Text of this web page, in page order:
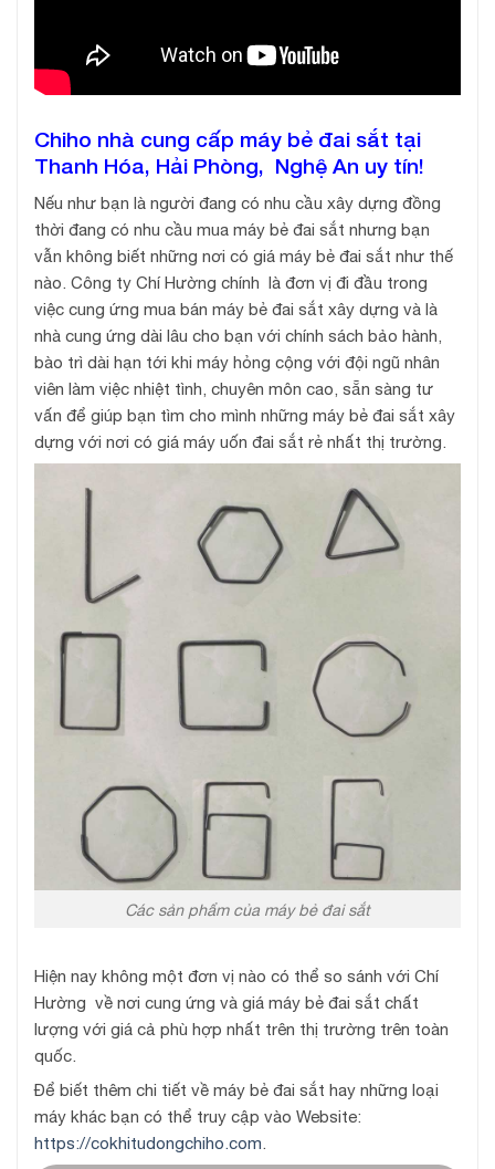
Chiho nhà cung cấp máy bẻ đai sắt tại
Thanh Hóa, Hải Phòng, Nghệ An uy tín!
Nếu như bạn là người đang có nhu cầu xây dựng đồng
thời đang có nhu cầu mua máy bẻ đai sắt nhưng bạn
vẫn không biết những nơi có giá máy bẻ đai sắt như thế
nào. Công ty Chí Hường chính là đơn vị đi đầu trong
việc cung ứng mua bán máy bẻ đai sắt xây dựng và là
nhà cung ứng dài lâu cho bạn với chính sách bảo hành,
bào trì dài hạn tới khi máy hỏng cộng với đội ngũ nhân
viên làm việc nhiệt tình, chuyên môn cao, sẵn sàng tư
vấn để giúp bạn tìm cho mình những máy bẻ đai sắt xây
dựng với nơi có giá máy uốn đai sắt rẻ nhất thị trường.
Các sản phẩm của máy bẻ đai sắt
Hiện nay không một đơn vị nào có thể so sánh với Chí
Hường về nơi cung ứng và giá máy bẻ đai sắt chất
lượng với giá cả phù hợp nhất trên thị trường trên toàn
quốc.
Để biết thêm chi tiết về máy bẻ đai sắt hay những loại
máy khác bạn có thể truy cập vào Website:
https://cokhitudongchiho.com